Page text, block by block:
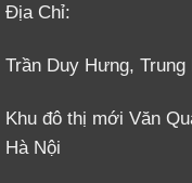
Địa Chỉ:
Trần Duy Hưng,
Khu đô thị mới Văn
Hà Nội